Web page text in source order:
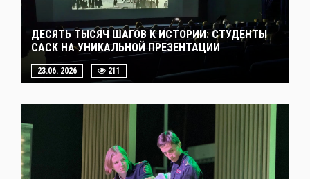
ДЕСЯТЬ ТЫСЯЧ ШАГОВ К ИСТОРИИ: СТУДЕНТЫ
САСК НА УНИКАЛЬНОЙ ПРЕЗЕНТАЦИИ
23.06. 2026 211